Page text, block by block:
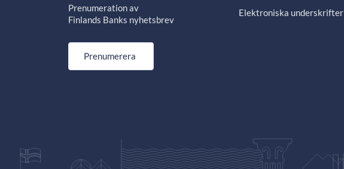
Prenumeration av
Finlands Banks nyhetsbrev
Prenumerera
Elektroniska underskrifter